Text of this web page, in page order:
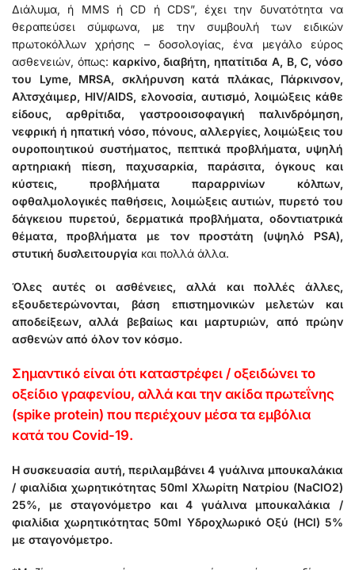
Διάλυμα, ή MMS ή CD ή CDS”, έχει την δυνατότητα να
θεραπεύσει σύμφωνα, με την συμβουλή των ειδικών
πρωτοκόλλων χρήσης – δοσολογίας, ένα μεγάλο εύρος
ασθενειών, όπως: καρκίνο, διαβήτη, ηπατίτιδα Α, Β, C, νόσο
του Lyme, MRSA, σκλήρυνση κατά πλάκας, Πάρκινσον,
Αλτσχάιμερ, HIV/AIDS, ελονοσία, αυτισμό, λοιμώξεις κάθε
είδους, αρθρίτιδα, γαστροοισοφαγική παλινδρόμηση,
νεφρική ή ηπατική νόσο, πόνους, αλλεργίες, λοιμώξεις του
ουροποιητικού συστήματος, πεπτικά προβλήματα, υψηλή
αρτηριακή πίεση, παχυσαρκία, παράσιτα, όγκους και
κύστεις, προβλήματα παραρρινίων κόλπων,
οφθαλμολογικές παθήσεις, λοιμώξεις αυτιών, πυρετό του
δάγκειου πυρετού, δερματικά προβλήματα, οδοντιατρικά
θέματα, προβλήματα με τον προστάτη (υψηλό PSA),
στυτική δυσλειτουργία και πολλά άλλα.
Όλες αυτές οι ασθένειες, αλλά και πολλές άλλες,
εξουδετερώνονται, βάση επιστημονικών μελετών και
αποδείξεων, αλλά βεβαίως και μαρτυριών, από πρώην
ασθενών από όλον τον κόσμο.
Σημαντικό είναι ότι καταστρέφει / οξειδώνει το
οξείδιο γραφενίου, αλλά και την ακίδα πρωτεΐνης
(spike protein) που περιέχουν μέσα τα εμβόλια
κατά του Covid-19.
Η συσκευασία αυτή, περιλαμβάνει 4 γυάλινα μπουκαλάκια
/ φιαλίδια χωρητικότητας 50ml Χλωρίτη Νατρίου (NaClO2)
25%, με σταγονόμετρο και 4 γυάλινα μπουκαλάκια /
φιαλίδια χωρητικότητας 50ml Υδροχλωρικό Οξύ (HCl) 5%
με σταγονόμετρο.